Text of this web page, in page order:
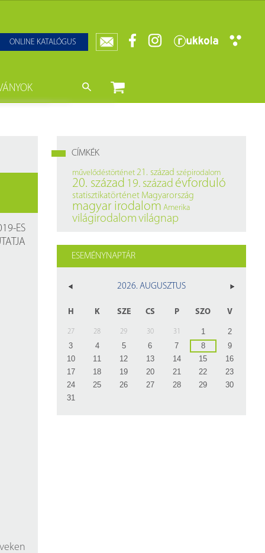
ONLINE KATALÓGUS
ES
CÍMKÉK
művelődéstörténet 21. század szépirodalom
20. század 19. század évforduló
statisztikatörténet Magyarország
magyar irodalom Amerika
világirodalom világnap
ESEMÉNYNAPTÁR
2026. AUGUSZTUS
H K SZE CS P SZO V
27 28 29 30 31 1
2
3
4 5 6 7 8
9
10
11 12 13 14 15
16
17
18 19 20 21 22
23
24
25 26 27 28 29
30
31